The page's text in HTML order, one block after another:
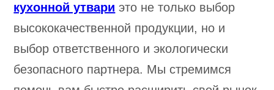
кухонной утвари это не только выбор
высококачественной продукции, но и
выбор ответственного и экологически
безопасного партнера. Мы стремимся